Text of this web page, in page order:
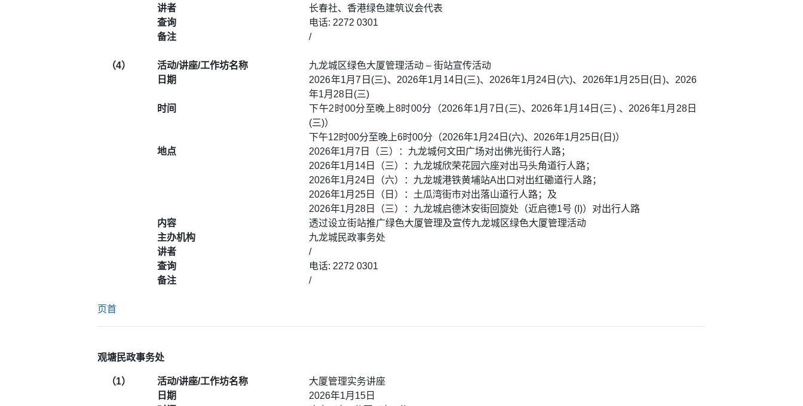
讲者
长春社、香港绿色建筑议会代表
查询
电话: 2272 0301
备注
/
（4） 活动/讲座/工作坊名称
九龙城区绿色大厦管理活动 – 街站宣传活动
日期
2026年1月7日(三)、2026年1月14日(三)、2026年1月24日(六)、2026年1月25日(日)、2026
年1月28日(三)
时间
下午2时00分至晚上8时00分（2026年1月7日(三)、2026年1月14日(三) 、2026年1月28日
(三)）
下午12时00分至晚上6时00分（2026年1月24日(六)、2026年1月25日(日)）
地点
2026年1月7日（三）：九龙城何文田广场对出佛光街行人路；
2026年1月14日（三）：九龙城欣荣花园六座对出马头角道行人路；
2026年1月24日（六）：九龙城港铁黄埔站A出口对出红磡道行人路；
2026年1月25日（日）：土瓜湾街市对出落山道行人路；及
2026年1月28日（三）：九龙城启德沐安街回旋处（近启德1号 (I)）对出行人路
内容
透过设立街站推广绿色大厦管理及宣传九龙城区绿色大厦管理活动
主办机构
九龙城民政事务处
讲者
/
查询
电话: 2272 0301
备注
/
页首
观塘民政事务处
（1） 活动/讲座/工作坊名称
大厦管理实务讲座
日期
2026年1月15日